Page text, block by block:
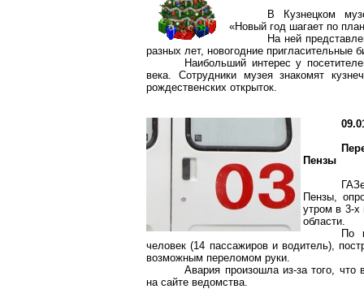
В Кузнецком
«Новый год шагает по
На ней
разных лет, новогодние пригласительные
Наибольший интерес у
века. Сотрудники музея знакомят
рождественских открыток.
Пензы
Пензы,
утром в 3-х
области.
По
человек (14 пассажиров и водитель),
возможным переломом руки.
Авария произошла из-за того,
на сайте ведомства.